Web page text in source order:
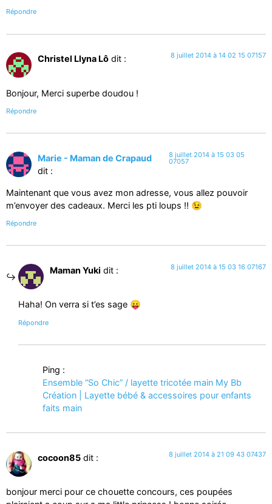
Répondre
Christel Llyna Lô dit : 8 juillet 2014 à 14 02 15 07157
Bonjour, Merci superbe doudou !
Répondre
Marie - Maman de Crapaud
dit :
8 juillet 2014 à 15 03 05
07057
Maintenant que vous avez mon adresse, vous allez pouvoir
m’envoyer des cadeaux. Merci les pti loups !! 😉
Répondre
Maman Yuki dit : 8 juillet 2014 à 15 03 16 07167
Haha! On verra si t’es sage 😛
Répondre
Ping :
Ensemble “So Chic” / layette tricotée main My Bb
Création | Layette bébé & accessoires pour enfants
faits main
cocoon85 dit : 8 juillet 2014 à 21 09 43 07437
bonjour merci pour ce chouette concours, ces poupées